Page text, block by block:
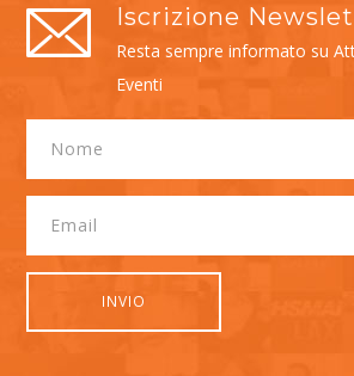
Iscrizione
Resta sempre informato su
Eventi